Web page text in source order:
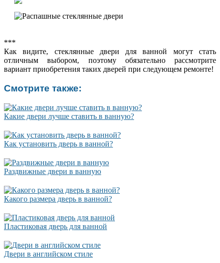
***
Как видите, стеклянные двери для ванной могут стать
отличным выбором, поэтому обязательно рассмотрите
вариант приобретения таких дверей при следующем ремонте!
Смотрите также:
Какие двери лучше ставить в ванную?
Как установить дверь в ванной?
Раздвижные двери в ванную
Какого размера дверь в ванной?
Пластиковая дверь для ванной
Двери в английском стиле